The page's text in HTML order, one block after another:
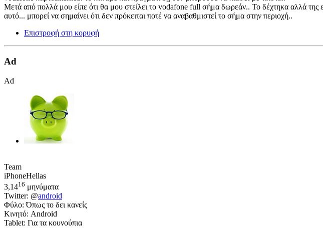
Μετά από πολλά μου είπε ότι θα μου στείλει το vodafone full σήμα δωρεάν.. Το δέχτηκα αλλά της
αυτό... μπορεί να σημαίνει ότι δεν πρόκειται ποτέ να αναβαθμιστεί το σήμα στην περιοχή..
Επιστροφή στη κορυφή
Ad
Ad
Team
iPhoneHellas
3,1416 μηνύματα
Twitter: @android
Φύλο: Όπως το δει κανείς
Κινητό: Android
Tablet: Για τα κουνούπια